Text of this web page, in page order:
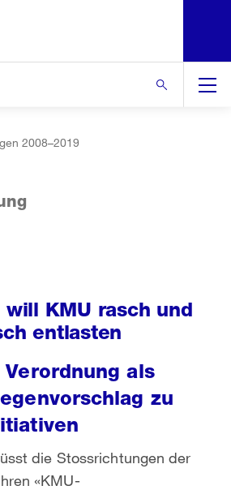
2008–2019
KMU rasch und
entlasten
als
zu
die Stossrichtungen der
«KMU-